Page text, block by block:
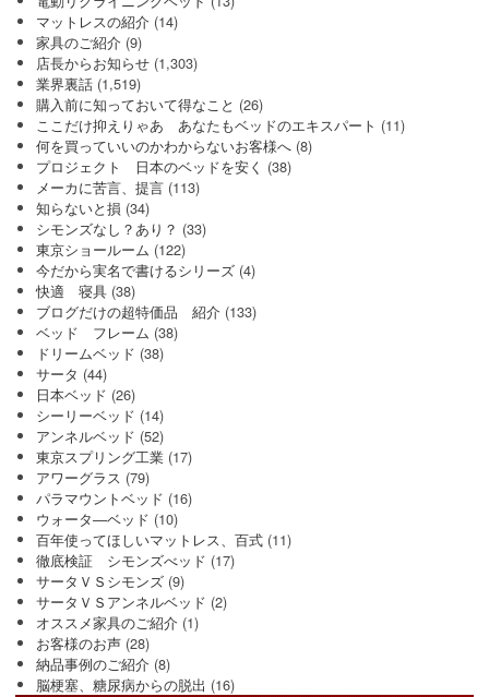
マットレスの紹介 (14)
家具のご紹介 (9)
店長からお知らせ (1,303)
業界裏話 (1,519)
購入前に知っておいて得なこと (26)
ここだけ抑えりゃあ あなたもベッドのエキスパート (11)
何を買っていいのかわからないお客様へ (8)
プロジェクト 日本のベッドを安く (38)
メーカに苦言、提言 (113)
知らないと損 (34)
シモンズなし？あり？ (33)
東京ショールーム (122)
今だから実名で書けるシリーズ (4)
快適 寝具 (38)
ブログだけの超特価品 紹介 (133)
ベッド フレーム (38)
ドリームベッド (38)
サータ (44)
日本ベッド (26)
シーリーベッド (14)
アンネルベッド (52)
東京スプリング工業 (17)
アワーグラス (79)
パラマウントベッド (16)
ウォータ―ベッド (10)
百年使ってほしいマットレス、百式 (11)
徹底検証 シモンズべッド (17)
サータＶＳシモンズ (9)
サータＶＳアンネルベッド (2)
オススメ家具のご紹介 (1)
お客様のお声 (28)
納品事例のご紹介 (8)
脳梗塞、糖尿病からの脱出 (16)